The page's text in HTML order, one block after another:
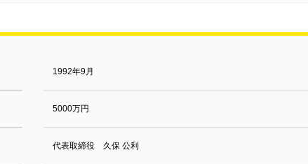
1992年9月
5000万円
代表取締役 久保 公利